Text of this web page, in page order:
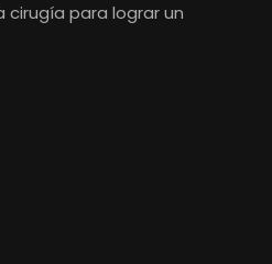
cirugía para lograr un